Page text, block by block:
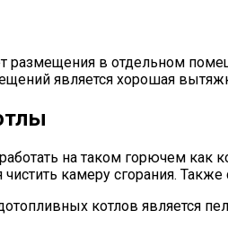
размещения в отдельном
является хорошая
на таком горючем как
чистить камеру сгорания.
котлов является